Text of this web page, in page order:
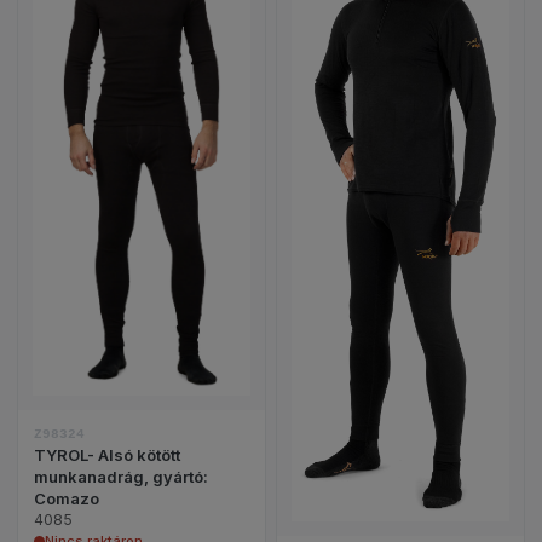
TYROL- Alsó kötött munkanadrág, gyártó:
Z98324
TYROL- Alsó kötött
munkanadrág, gyártó:
Comazo
4085
HUNTER Férfi